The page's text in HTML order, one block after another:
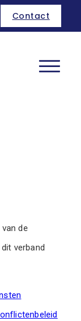
Contact
de
verband